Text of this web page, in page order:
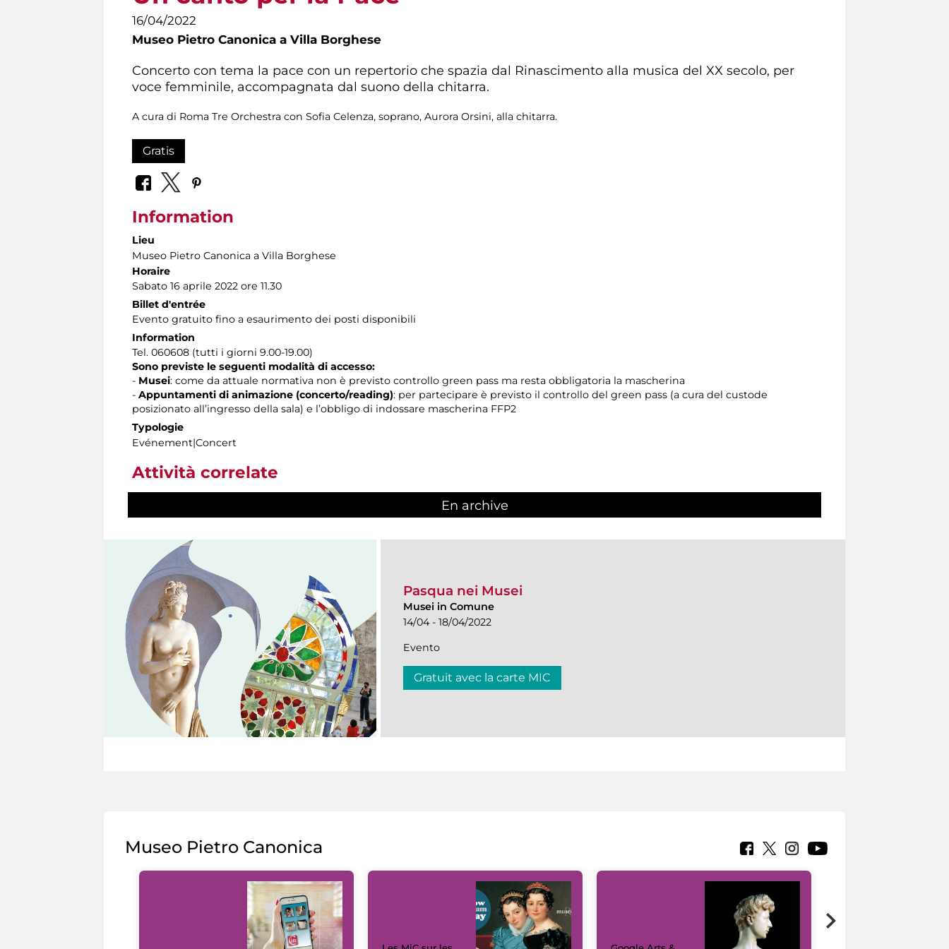
16/04/2022
Museo Pietro Canonica a Villa Borghese
Concerto con tema la pace con un repertorio che spazia dal Rinascimento alla musica del XX secolo, per
voce femminile, accompagnata dal suono della chitarra.
A cura di Roma Tre Orchestra con Sofia Celenza, soprano, Aurora Orsini, alla chitarra.
Gratis
Information
Lieu
Museo Pietro Canonica a Villa Borghese
Horaire
Sabato 16 aprile 2022 ore 11.30
Billet d'entrée
Evento gratuito fino a esaurimento dei posti disponibili
Information
Tel. 060608 (tutti i giorni 9.00-19.00)
Sono previste le seguenti modalità di accesso:
- Musei: come da attuale normativa non è previsto controllo green pass ma resta obbligatoria la mascherina
- Appuntamenti di animazione (concerto/reading): per partecipare è previsto il controllo del green pass (a cura del custode
posizionato all’ingresso della sala) e l’obbligo di indossare mascherina FFP2
Typologie
Evénement|Concert
Attività correlate
En archive
Pasqua nei Musei
Musei in Comune
14/04 - 18/04/2022
Evento
Gratuit avec la carte MIC
Museo Pietro Canonica